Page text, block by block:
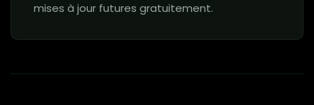
mises à jour futures gratuitement.